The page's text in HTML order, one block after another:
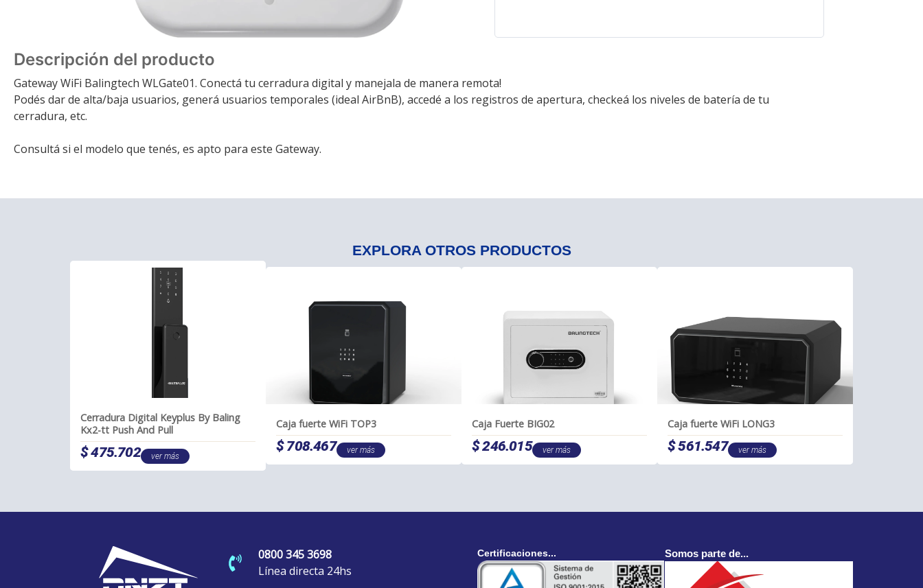
Descripción del producto
Gateway WiFi Balingtech WLGate01. Conectá tu cerradura digital y manejala de manera remota!
Podés dar de alta/baja usuarios, generá usuarios temporales (ideal AirBnB), accedé a los registros de apertura, checkeá los niveles de batería de tu
cerradura, etc.
Consultá si el modelo que tenés, es apto para este Gateway.
EXPLORA OTROS PRODUCTOS
Cerradura Digital Keyplus By Baling
Kx2-tt Push And Pull
$475.702 ver más
Caja fuerte WiFi TOP3
$708.467 ver más
Caja Fuerte BIG02
$246.015 ver más
Caja fuerte WiFi LONG3
$561.547 ver más
0800 345 3698
Línea directa 24hs
Certificaciones... Somos parte de...